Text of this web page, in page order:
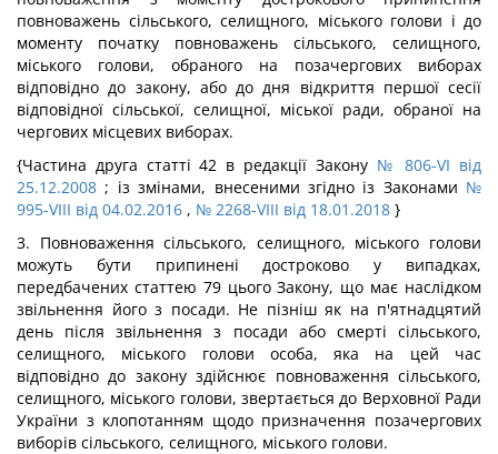
повноважень сільського, селищного, міського голови і до
моменту початку повноважень сільського, селищного,
міського голови, обраного на позачергових виборах
відповідно до закону, або до дня відкриття першої сесії
відповідної сільської, селищної, міської ради, обраної на
чергових місцевих виборах.
{Частина друга статті 42 в редакції Закону № 806-VI від
25.12.2008 ; із змінами, внесеними згідно із Законами №
995-VIII від 04.02.2016 , № 2268-VIII від 18.01.2018 }
3. Повноваження сільського, селищного, міського голови
можуть бути припинені достроково у випадках,
передбачених статтею 79 цього Закону, що має наслідком
звільнення його з посади. Не пізніш як на п'ятнадцятий
день після звільнення з посади або смерті сільського,
селищного, міського голови особа, яка на цей час
відповідно до закону здійснює повноваження сільського,
селищного, міського голови, звертається до Верховної Ради
України з клопотанням щодо призначення позачергових
виборів сільського, селищного, міського голови.